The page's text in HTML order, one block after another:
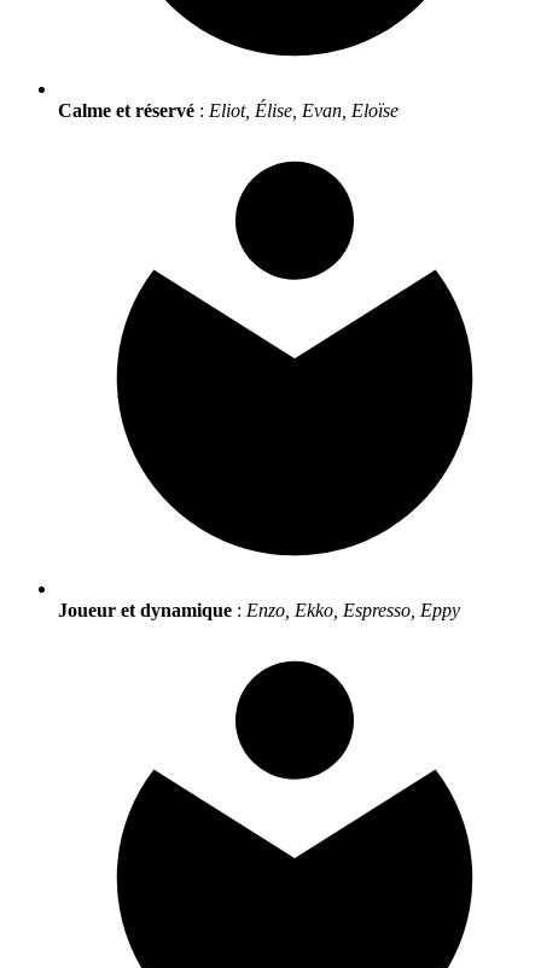
Calme et réservé : Eliot, Élise, Evan, Eloïse
Joueur et dynamique : Enzo, Ekko, Espresso, Eppy